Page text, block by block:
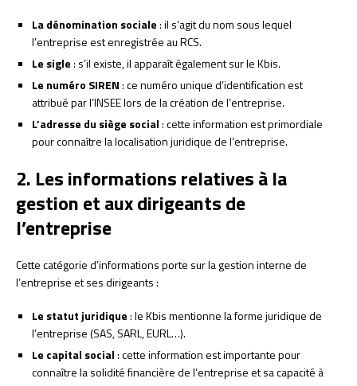
La dénomination sociale: il s’agit du nom sous lequel
l’entreprise est enregistrée au RCS.
Le sigle: s’il existe, il apparaît également sur le Kbis.
Le numéro SIREN: ce numéro unique d’identification est
attribué par l’INSEE lors de la création de l’entreprise.
L’adresse du siège social: cette information est primordiale
pour connaître la localisation juridique de l’entreprise.
2. Les informations relatives à la
gestion et aux dirigeants de
l’entreprise
Cette catégorie d’informations porte sur la gestion interne de
l’entreprise et ses dirigeants :
Le statut juridique: le Kbis mentionne la forme juridique de
l’entreprise (SAS, SARL, EURL…).
Le capital social: cette information est importante pour
connaître la solidité financière de l’entreprise et sa capacité à